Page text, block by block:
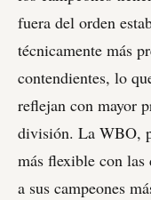
fuera del orden
técnicamente más
contendientes, lo
reflejan con mayor
división. La WBO,
más flexible con las
a sus campeones